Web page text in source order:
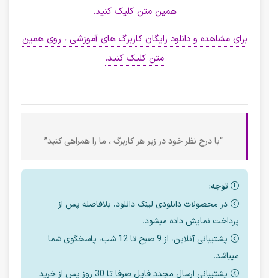
همین متن کلیک کنید.
برای مشاهده و دانلود رایگان کاربرگ های آموزشی ، روی همین
متن کلیک کنید.
“با درج نظر خود در زیر هر کاربرگ ، ما را همراهی کنید”
توجه:
در محصولات دانلودی لینک دانلود، بلافاصله پس از
پرداخت نمایش داده میشود.
پشتیبانی آنلاین، از 9 صبح تا 12 شب، پاسخگوی شما
میباشد.
پشتیبانی ارسال مجدد فایل صرفا تا 30 روز پس از خرید